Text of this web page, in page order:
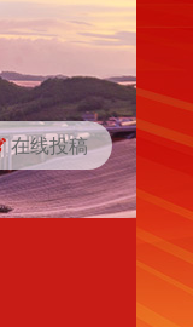
在线投稿